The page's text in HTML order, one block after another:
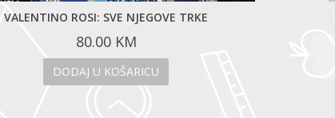
VALENTINO ROSI: SVE NJEGOVE TRKE
80.00 KM
DODAJ U KOŠARICU